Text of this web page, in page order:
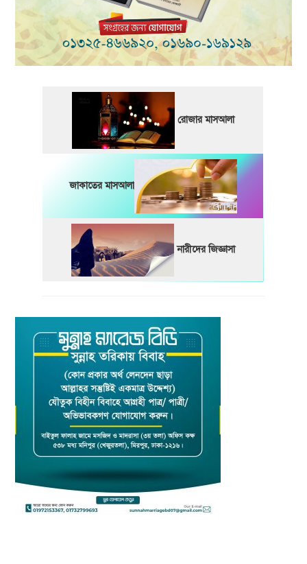
রোজার মাসআলা
জাকাতের মাসআলা
নারীদের জিজ্ঞাসা